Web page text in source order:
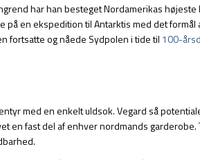
har han besteget Nordamerikas højeste
en ekspedition til Antarktis med det formål
fortsatte og nåede Sydpolen i tide til 100-
med en enkelt uldsok. Vegard så
en fast del af enhver nordmands garderobe.